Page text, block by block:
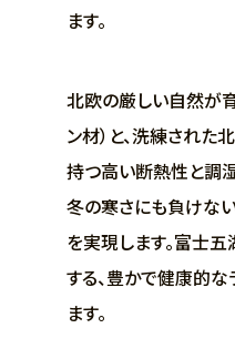
ます。
北欧の厳しい自然が
ン材）と、洗練された
持つ高い断熱性と調
冬の寒さにも負けな
を実現します。富士
する、豊かで健康的
ます。